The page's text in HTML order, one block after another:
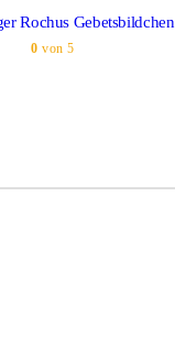
Rochus Gebetsbildchen
0 von 5